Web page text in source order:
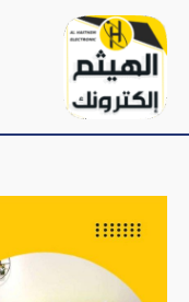
تخطي
المحتوى
دولاب
بلاستيكي